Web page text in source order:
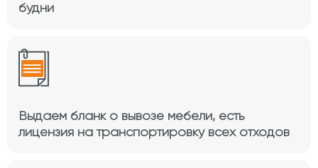
будни
Выдаем бланк о вывозе мебели, есть
лицензия на транспортировку всех отходов